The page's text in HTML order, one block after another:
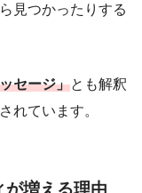
見つかったりする
セージ」とも解釈
れています。